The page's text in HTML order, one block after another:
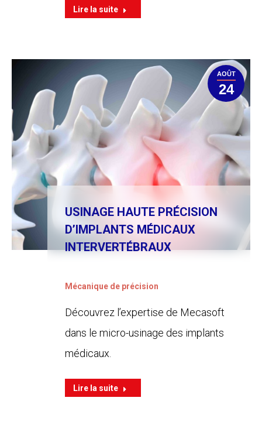
Lire la suite
AOÛT
24
USINAGE HAUTE PRÉCISION
D’IMPLANTS MÉDICAUX
INTERVERTÉBRAUX
Mécanique de précision
Découvrez l’expertise de Mecasoft
dans le micro-usinage des implants
médicaux.
Lire la suite